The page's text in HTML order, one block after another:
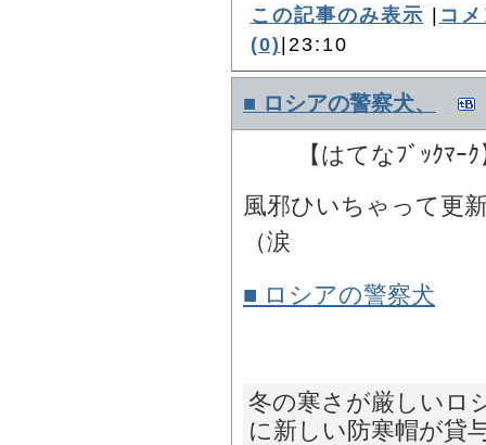
この記事のみ表示 | コ
(0)|23:10
■ ロシアの警察犬、
【はてなﾌﾞｯｸﾏｰ
風邪ひいちゃって更
（涙
■ ロシアの警察犬
冬の寒さが厳しいロ
に新しい防寒帽が貸